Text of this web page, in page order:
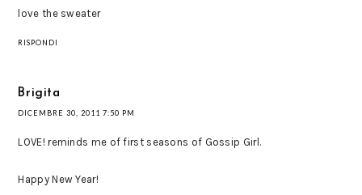
love the sweater
RISPONDI
Brigita
DICEMBRE 30, 2011 7:50 PM
LOVE! reminds me of first seasons of Gossip Girl.
Happy New Year!